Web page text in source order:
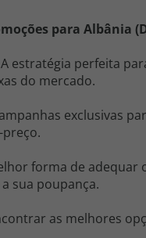
para Albânia (
A estratégia perfeita
do mercado.
exclusivas
forma de adequar
sua poupança.
as melhores